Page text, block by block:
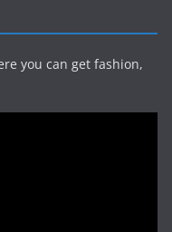
you can get fashion,